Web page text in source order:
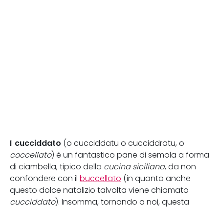
Il cucciddato (o cucciddatu o cucciddratu, o
coccellato) è un fantastico pane di semola a forma
di ciambella, tipico della cucina siciliana, da non
confondere con il buccellato (in quanto anche
questo dolce natalizio talvolta viene chiamato
cucciddato). Insomma, tornando a noi, questa